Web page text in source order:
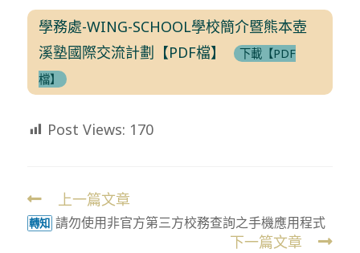
學務處-WING-SCHOOL學校簡介暨熊本壺
溪塾國際交流計劃【PDF檔】
下載【PDF
檔】
Post Views: 170
Read
more
上一篇文章
轉知 請勿使用非官方第三方校務查詢之手機應用程式
下一篇文章